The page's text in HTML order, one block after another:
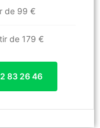
de 99 €
de 179 €
83 26 46